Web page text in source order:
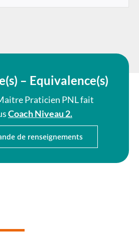
– Equivalence(s)
Praticien PNL fait
Coach Niveau 2.
de renseignements